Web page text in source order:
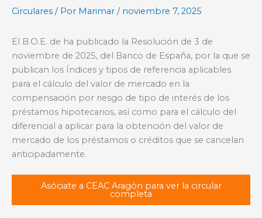
Circulares / Por Marimar / noviembre 7, 2025
El B.O.E. de ha publicado la Resolución de 3 de
noviembre de 2025, del Banco de España, por la que se
publican los Índices y tipos de referencia aplicables
para el cálculo del valor de mercado en la
compensación por riesgo de tipo de interés de los
préstamos hipotecarios, así como para el cálculo del
diferencial a aplicar para la obtención del valor de
mercado de los préstamos o créditos que se cancelan
anticipadamente.
Asóciate a CEAC Aragón para ver la circular
completa